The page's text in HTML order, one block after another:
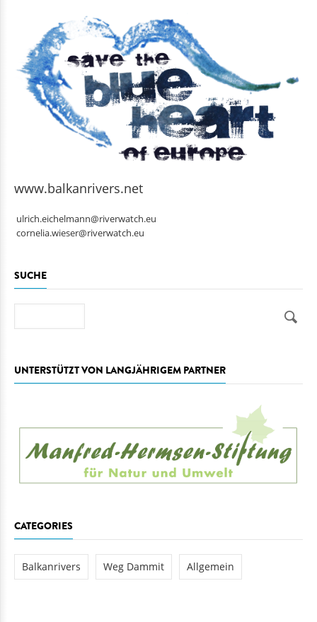
www.balkanrivers.net
ulrich.eichelmann@riverwatch.eu
SUCHE
UNTERSTÜTZT VON LANGJÄHRIGEM PARTNER
CATEGORIES
Balkanrivers Weg Dammit Allgemein